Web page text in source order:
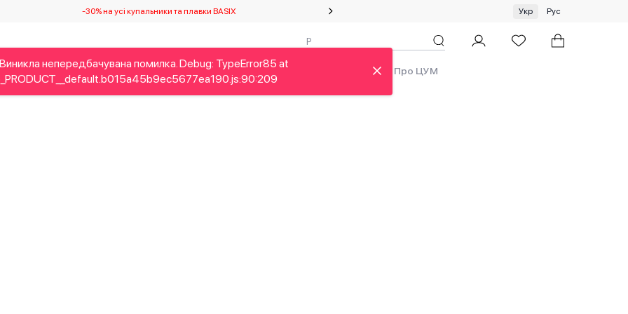
-30% на усі купальники та плавки BASIX Спеціальна пропозиція на одяг та хустки ЦУМ by GUNIA
Укр Рус
Дітям Home&Gifts Українські дизайнери Краса Аутлет Про ЦУМ
непередбачувана помилка. Debug: TypeError85 at